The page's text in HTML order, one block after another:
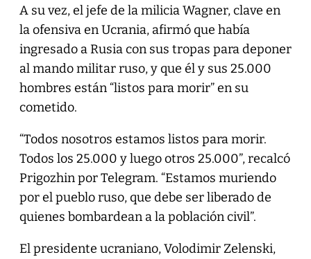
A su vez, el jefe de la milicia Wagner, clave en
la ofensiva en Ucrania, afirmó que había
ingresado a Rusia con sus tropas para deponer
al mando militar ruso, y que él y sus 25.000
hombres están “listos para morir” en su
cometido.
“Todos nosotros estamos listos para morir.
Todos los 25.000 y luego otros 25.000”, recalcó
Prigozhin por Telegram. “Estamos muriendo
por el pueblo ruso, que debe ser liberado de
quienes bombardean a la población civil”.
El presidente ucraniano, Volodimir Zelenski,